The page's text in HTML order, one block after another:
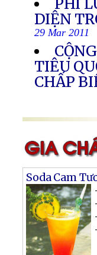
PHI
DIỆN
29 Mar 2011
TIÊU
CHẤP
Soda Cam